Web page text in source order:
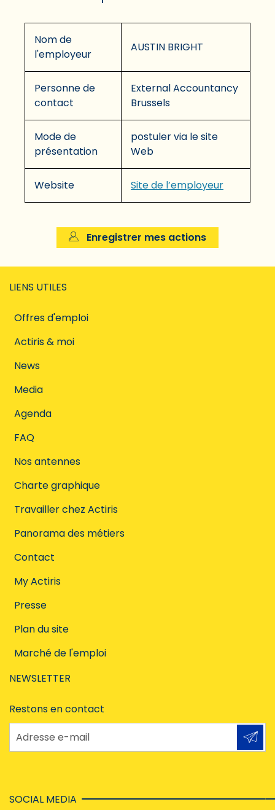
Nom de
l'employeur
AUSTIN BRIGHT
Personne de
contact
External Accountancy
Brussels
Mode de
présentation
postuler via le site
Web
Website Site de l’employeur
Enregistrer mes actions
LIENS UTILES
Offres d'emploi
Actiris & moi
News
Media
Agenda
FAQ
Nos antennes
Charte graphique
Travailler chez Actiris
Panorama des métiers
Contact
My Actiris
Presse
Plan du site
Marché de l'emploi
NEWSLETTER
Restons en contact
Adresse e-mail
SOCIAL MEDIA